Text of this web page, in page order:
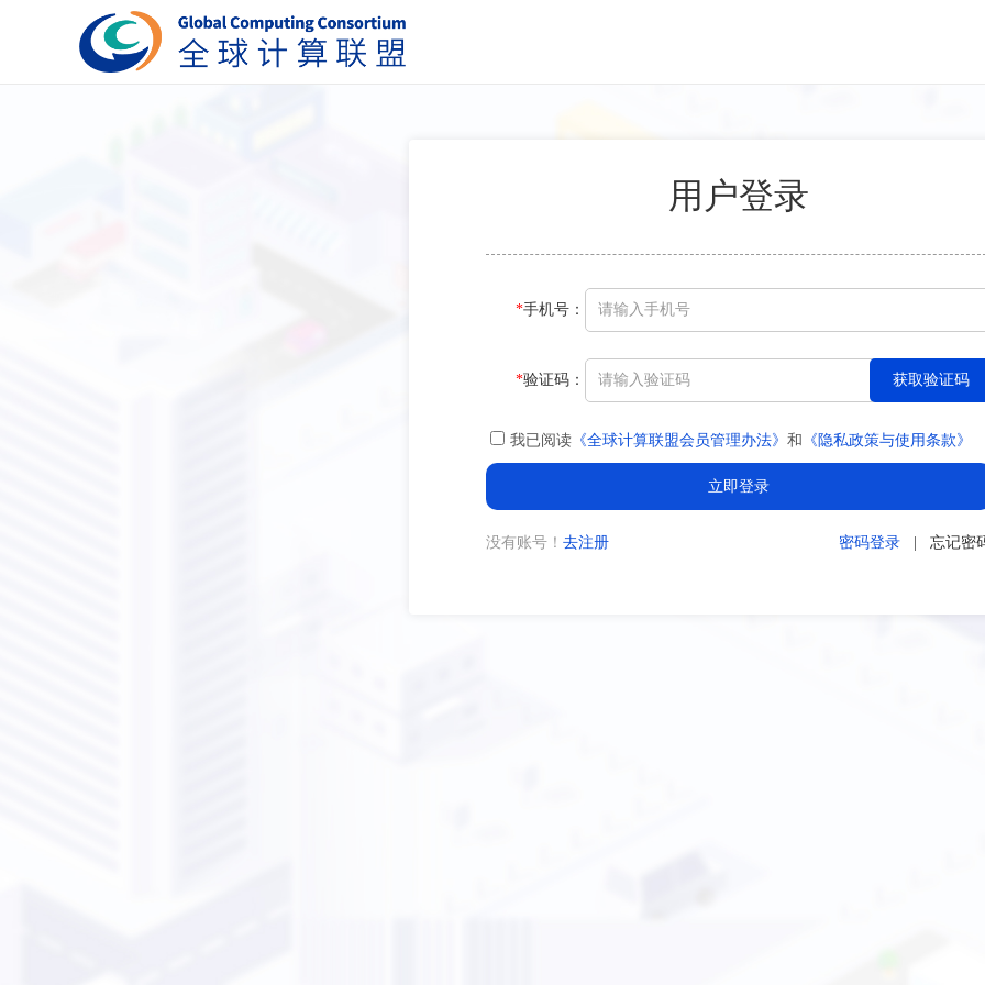
用户登录
*手机号：
*验证码：
我已阅读 《全球计算联盟会员管理办法》 和 《隐私政策与使用条款》
没有账号！ 去注册 密码登录 忘记密